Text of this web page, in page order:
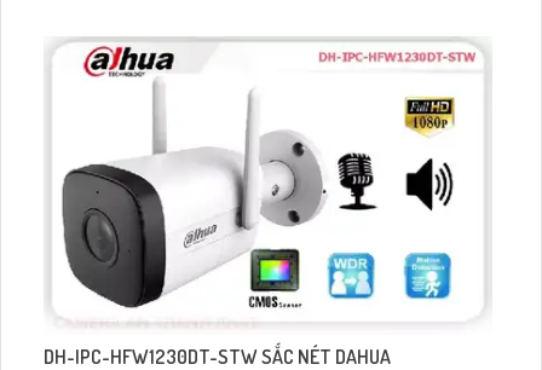
DH-IPC-HFW1230DT-STW SẮC NÉT DAHUA